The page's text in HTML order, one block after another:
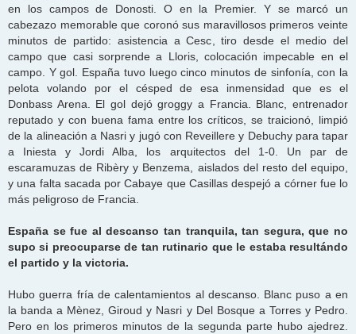
en los campos de Donosti. O en la Premier. Y se marcó un
cabezazo memorable que coronó sus maravillosos primeros veinte
minutos de partido: asistencia a Cesc, tiro desde el medio del
campo que casi sorprende a Lloris, colocación impecable en el
campo. Y gol. España tuvo luego cinco minutos de sinfonía, con la
pelota volando por el césped de esa inmensidad que es el
Donbass Arena. El gol dejó groggy a Francia. Blanc, entrenador
reputado y con buena fama entre los críticos, se traicionó, limpió
de la alineación a Nasri y jugó con Reveillere y Debuchy para tapar
a Iniesta y Jordi Alba, los arquitectos del 1-0. Un par de
escaramuzas de Ribèry y Benzema, aislados del resto del equipo,
y una falta sacada por Cabaye que Casillas despejó a córner fue lo
más peligroso de Francia.
España se fue al descanso tan tranquila, tan segura, que no
supo si preocuparse de tan rutinario que le estaba resultándo
el partido y la victoria.
Hubo guerra fría de calentamientos al descanso. Blanc puso a en
la banda a Mènez, Giroud y Nasri y Del Bosque a Torres y Pedro.
Pero en los primeros minutos de la segunda parte hubo ajedrez.